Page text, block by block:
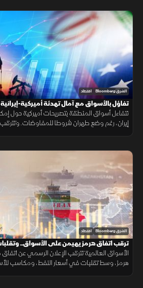
الشرق Bloomberg اقتصاد
تفاؤل بالأسواق مع آمال تهدئة أميركية-
تتفاءل أسواق المنطقة بتصريحات أميركية حول
إيران، رغم وضع طهران شروطا للمفاوضات. وتترقب
الشرق Bloomberg اقتصاد
ترقب اتفاق هرمز يهيمن على الأسواق..
المستثمرين
الأسواق العالمية تترقب الإعلان الرسمي عن
هرمز، وسط تقلبات في أسعار النفط، ومكاسب